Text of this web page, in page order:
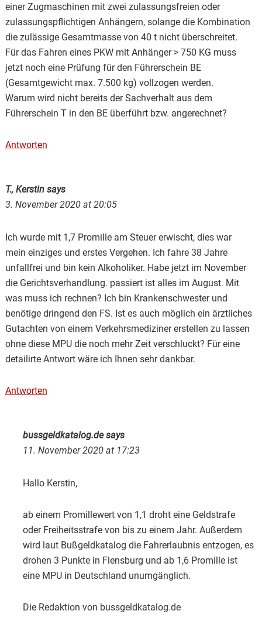
einer Zugmaschinen mit zwei zulassungsfreien oder
zulassungspflichtigen Anhängern, solange die Kombination
die zulässige Gesamtmasse von 40 t nicht überschreitet.
Für das Fahren eines PKW mit Anhänger > 750 KG muss
jetzt noch eine Prüfung für den Führerschein BE
(Gesamtgewicht max. 7.500 kg) vollzogen werden.
Warum wird nicht bereits der Sachverhalt aus dem
Führerschein T in den BE überführt bzw. angerechnet?
Antworten
T., Kerstin says
3. November 2020 at 20:05
Ich wurde mit 1,7 Promille am Steuer erwischt, dies war
mein einziges und erstes Vergehen. Ich fahre 38 Jahre
unfallfrei und bin kein Alkoholiker. Habe jetzt im November
die Gerichtsverhandlung. passiert ist alles im August. Mit
was muss ich rechnen? Ich bin Krankenschwester und
benötige dringend den FS. Ist es auch möglich ein ärztliches
Gutachten von einem Verkehrsmediziner erstellen zu lassen
ohne diese MPU die noch mehr Zeit verschluckt? Für eine
detailirte Antwort wäre ich Ihnen sehr dankbar.
Antworten
bussgeldkatalog.desays
11. November 2020 at 17:23
Hallo Kerstin,
ab einem Promillewert von 1,1 droht eine Geldstrafe
oder Freiheitsstrafe von bis zu einem Jahr. Außerdem
wird laut Bußgeldkatalog die Fahrerlaubnis entzogen, es
drohen 3 Punkte in Flensburg und ab 1,6 Promille ist
eine MPU in Deutschland unumgänglich.
Die Redaktion von bussgeldkatalog.de